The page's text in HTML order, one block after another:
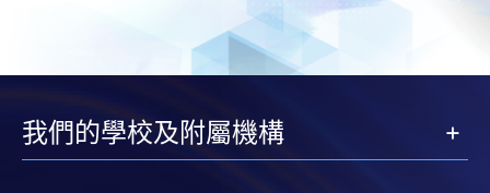
我們的學校及附屬機構